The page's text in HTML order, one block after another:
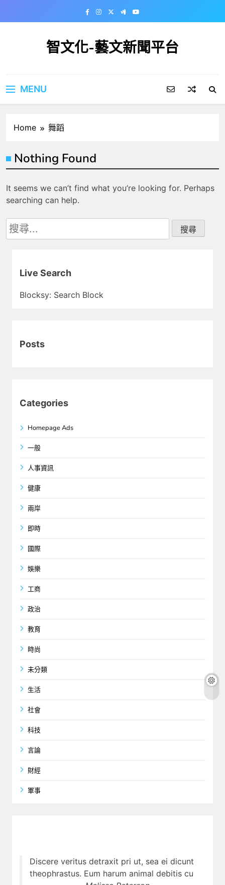
智文化-藝文新聞平台
MENU
Home 舞蹈
Nothing Found
It seems we can’t find what you’re looking for. Perhaps
searching can help.
搜
尋
Live Search
Blocksy: Search Block
Posts
Categories
Homepage Ads
一般
人事資訊
健康
兩岸
即時
國際
娛樂
工商
政治
教育
時尚
未分類
生活
社會
科技
言論
財經
軍事
Discere veritus detraxit pri ut, sea ei dicunt
theophrastus. Eum harum animal debitis cu